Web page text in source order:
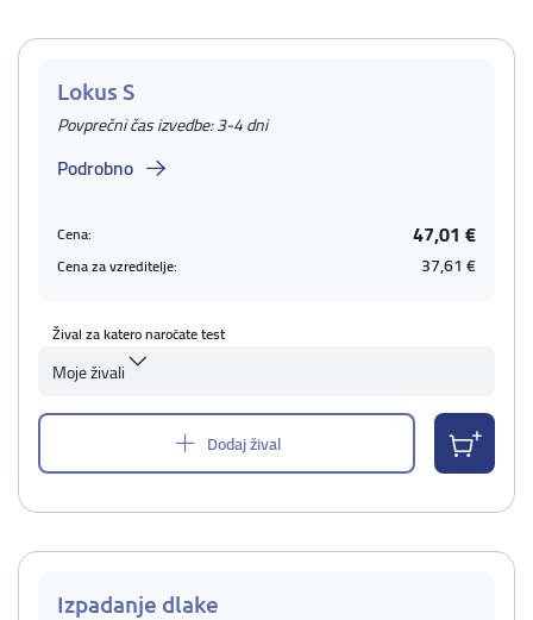
Lokus S
Povprečni čas izvedbe: 3-4 dni
Podrobno
Cena: 47,01 €
Cena za vzreditelje: 37,61 €
Žival za katero naročate test
Moje živali
Dodaj žival
Izpadanje dlake